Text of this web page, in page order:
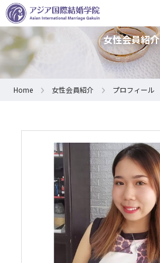
女性会員紹介
Home 女性会員紹介 プロフィール